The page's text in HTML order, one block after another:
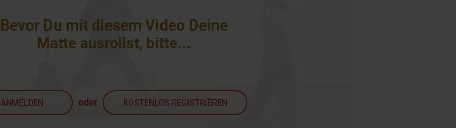
Bevor Du mit diesem Video Deine
Matte ausrollst, bitte...
ANMELDEN oder KOSTENLOS REGISTRIEREN